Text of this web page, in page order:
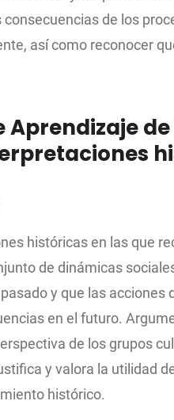
de los
así como reconocer
Aprendizaje
históricas en las que
de dinámicas
y que las acciones
en el futuro.
de los grupos
y valora la utilidad
histórico.